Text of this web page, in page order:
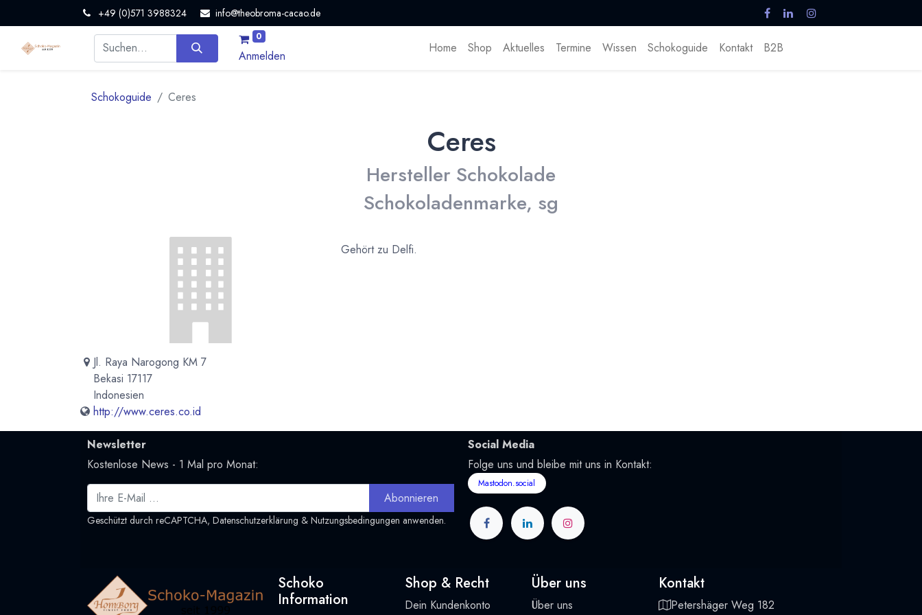
+49 (0)571 3988324 info@theobroma-cacao.de
0
Anmelden
Home Shop Aktuelles Termine Wissen Schokoguide Kontakt B2B
Schokoguide Ceres
Ceres
Hersteller Schokolade
Schokoladenmarke, sg
Jl. Raya Narogong KM 7
Bekasi 17117
Indonesien
http://www.ceres.co.id
Gehört zu Delfi.
Newsletter
Kostenlose News - 1 Mal pro Monat:
Abonnieren
Geschützt durch reCAPTCHA, Datenschutzerklärung & Nutzungsbedingungen anwenden.
Social Media
Folge uns und bleibe mit uns in Kontakt:
Mastodon.social
Schoko
Information
Shop & Recht
Dein Kundenkonto
Über uns
Über uns
Kontakt
Petershäger Weg 182